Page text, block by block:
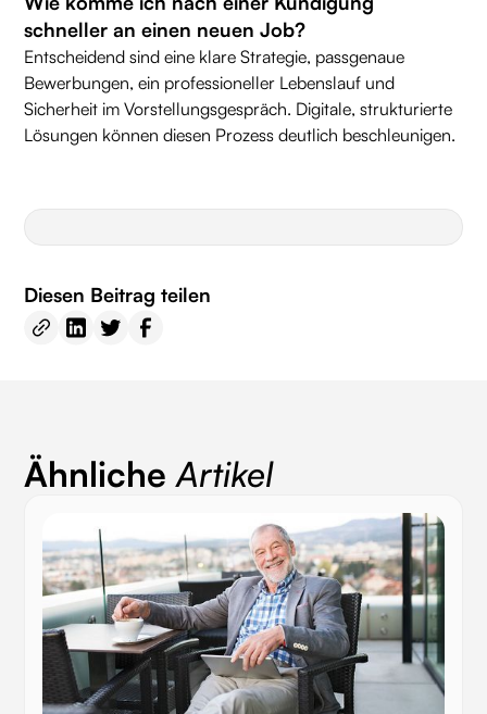
schneller an einen neuen Job?
Entscheidend sind eine klare Strategie, passgenaue
Bewerbungen, ein professioneller Lebenslauf und
Sicherheit im Vorstellungsgespräch. Digitale, strukturierte
Lösungen können diesen Prozess deutlich beschleunigen.
Diesen Beitrag teilen
ÄhnlicheArtikel